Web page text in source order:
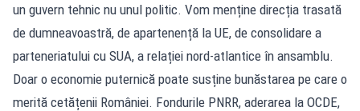
un guvern tehnic nu unul politic. Vom menține direcția trasată
de dumneavoastră, de apartenență la UE, de consolidare a
parteneriatului cu SUA, a relației nord-atlantice în ansamblu.
Doar o economie puternică poate susține bunăstarea pe care o
merită cetățenii României. Fondurile PNRR, aderarea la OCDE,